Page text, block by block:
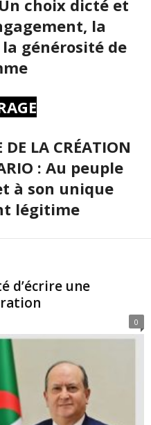
Un choix dicté et
la
générosité de
LA CRÉATION
: Au peuple
à son unique
légitime
d’écrire une
0